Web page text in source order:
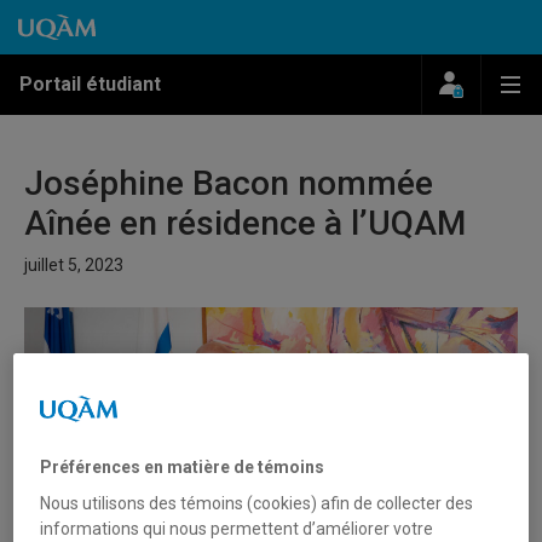
Passer au contenu
Accéder au menu principal
Accéder à la recherche
Passer au contenu
Accéder au menu principal
Portail étudiant Menu
Joséphine Bacon nommée
Aînée en résidence à l’UQAM
juillet 5, 2023
Préférences en matière de témoins
Nous utilisons des témoins (cookies) afin de collecter des
informations qui nous permettent d’améliorer votre